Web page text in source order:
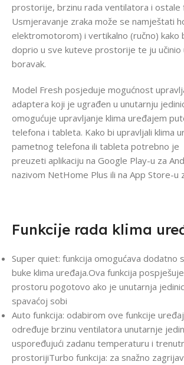
prostorije, brzinu rada ventilatora i ostale
Usmjeravanje zraka može se namještati
elektromotorom) i vertikalno (ručno) kako
doprio u sve kuteve prostorije te ju učinio
boravak.
Model Fresh posjeduje mogućnost
adaptera koji je ugrađen u unutarnju
omogućuje upravljanje klima uređajem
telefona i tableta. Kako bi upravljali klima
pametnog telefona ili tableta potrebno je
preuzeti aplikaciju na Google Play-u za
nazivom NetHome Plus ili na App Store-u
Funkcije rada klima
Super quiet: funkcija omogućava dodatno
buke klima uređaja.Ova funkcija
prostoru pogotovo ako je unutarnja
spavaćoj sobi
Auto funkcija: odabirom ove funkcije
određuje brzinu ventilatora unutarnje
uspoređujući zadanu temperaturu i
prostorijiTurbo funkcija: za snažno